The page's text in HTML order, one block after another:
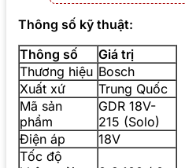
Thông số kỹ thuật:
Thông số
Giá trị
Thương hiệu Bosch
Xuất xứ
Trung Quốc
Mã sản
phẩm
GDR 18V-
215 (Solo)
Điện áp
18V
Tốc độ